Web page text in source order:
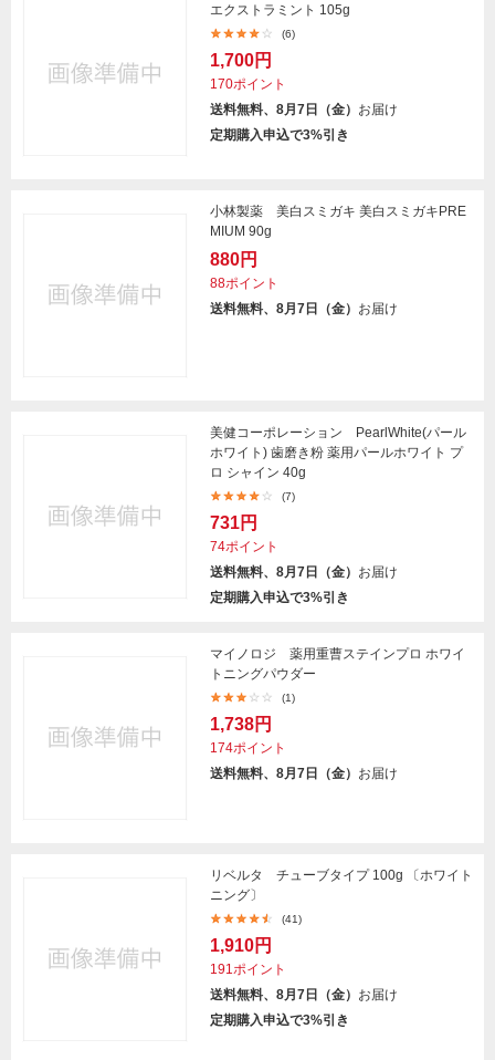
エクストラミント 105g
(6)
1,700円
170ポイント
送料無料、8月7日（金） お届け
定期購入申込で3%引き
小林製薬 美白スミガキ 美白スミガキPRE
MIUM 90g
880円
88ポイント
送料無料、8月7日（金） お届け
美健コーポレーション PearlWhite(パール
ホワイト) 歯磨き粉 薬用パールホワイト プ
ロ シャイン 40g
(7)
731円
74ポイント
送料無料、8月7日（金） お届け
定期購入申込で3%引き
マイノロジ 薬用重曹ステインプロ ホワイ
トニングパウダー
(1)
1,738円
174ポイント
送料無料、8月7日（金） お届け
リベルタ チューブタイプ 100g 〔ホワイト
ニング〕
(41)
1,910円
191ポイント
送料無料、8月7日（金） お届け
定期購入申込で3%引き